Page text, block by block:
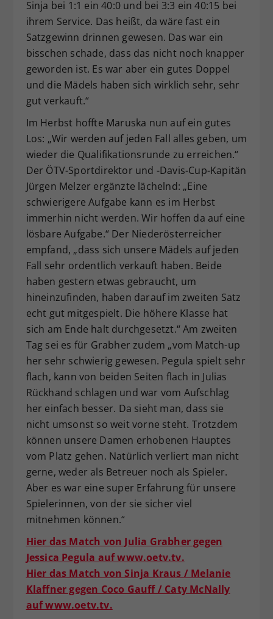
Sinja bei 1:1 ein 40:0 und bei 3:3 ein 40:15 bei
ihrem Service. Das heißt, da wäre fast ein
Satzgewinn drinnen gewesen. Das war ein
bisschen schade, dass das nicht noch knapper
geworden ist. Es war aber ein gutes Doppel
und die Mädels haben sich wirklich sehr, sehr
gut verkauft.“
Im Herbst hoffte Maruska nun auf ein gutes
Los: „Wir werden auf jeden Fall alles geben, um
wieder die Qualifikationsrunde zu erreichen.“
Der ÖTV-Sportdirektor und -Davis-Cup-Kapitän
Jürgen Melzer ergänzte lächelnd: „Eine
schwierigere Aufgabe kann es im Herbst
immerhin nicht werden. Wir hoffen da auf eine
lösbare Aufgabe.“ Der Niederösterreicher
empfand, „dass sich unsere Mädels auf jeden
Fall sehr ordentlich verkauft haben. Beide
haben gestern etwas gebraucht, um
hineinzufinden, haben darauf im zweiten Satz
echt gut mitgespielt. Die höhere Klasse hat
sich am Ende halt durchgesetzt.“ Am zweiten
Tag sei es für Grabher zudem „vom Match-up
her sehr schwierig gewesen. Pegula spielt sehr
flach, kann von beiden Seiten flach in Julias
Rückhand schlagen und war vom Aufschlag
her einfach besser. Da sieht man, dass sie
nicht umsonst so weit vorne steht. Trotzdem
können unsere Damen erhobenen Hauptes
vom Platz gehen. Natürlich verliert man nicht
gerne, weder als Betreuer noch als Spieler.
Aber es war eine super Erfahrung für unsere
Spielerinnen, von der sie sicher viel
mitnehmen können.“
Hier das Match von Julia Grabher gegen
Jessica Pegula auf www.oetv.tv.
Hier das Match von Sinja Kraus / Melanie
Klaffner gegen Coco Gauff / Caty McNally
auf www.oetv.tv.